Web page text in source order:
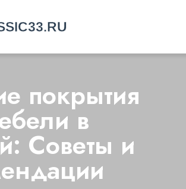
покрытия
в
Советы и